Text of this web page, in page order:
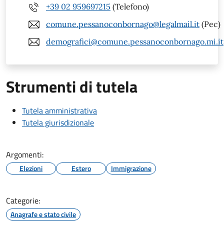
+39 02 959697215 (Telefono)
comune.pessanoconbornago@legalmail.it (Pec)
demografici@comune.pessanoconbornago.mi.it
Strumenti di tutela
Tutela amministrativa
Tutela giurisdizionale
Argomenti:
Elezioni Estero Immigrazione
Categorie:
Anagrafe e stato civile